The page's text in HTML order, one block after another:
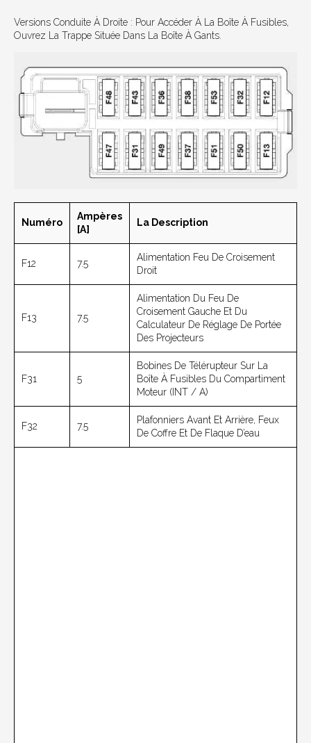
Versions Conduite À Droite : Pour Accéder À La Boîte À Fusibles,
Ouvrez La Trappe Située Dans La Boîte À Gants.
Numéro
Ampères
[A]
La Description
F12 7.5
Alimentation Feu De Croisement
Droit
F13 7.5
Alimentation Du Feu De
Croisement Gauche Et Du
Calculateur De Réglage De Portée
Des Projecteurs
F31 5
Bobines De Télérupteur Sur La
Boîte À Fusibles Du Compartiment
Moteur (INT / A)
F32 7.5
Plafonniers Avant Et Arrière, Feux
De Coffre Et De Flaque D’eau